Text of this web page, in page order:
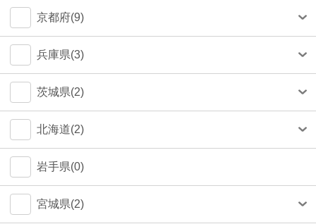
中央区(50)
品川区(33)
豊島区(14)
目黒区(14)
文京区(12)
世田谷区(6)
大和市(0)
大阪市(39)
豊中市(3)
吹田市(1)
京都府(9)
京都市(9)
兵庫県(3)
神戸市(1)
茨城県(2)
つくば市(1)
北海道(2)
札幌市(1)
岩手県(0)
宮城県(2)